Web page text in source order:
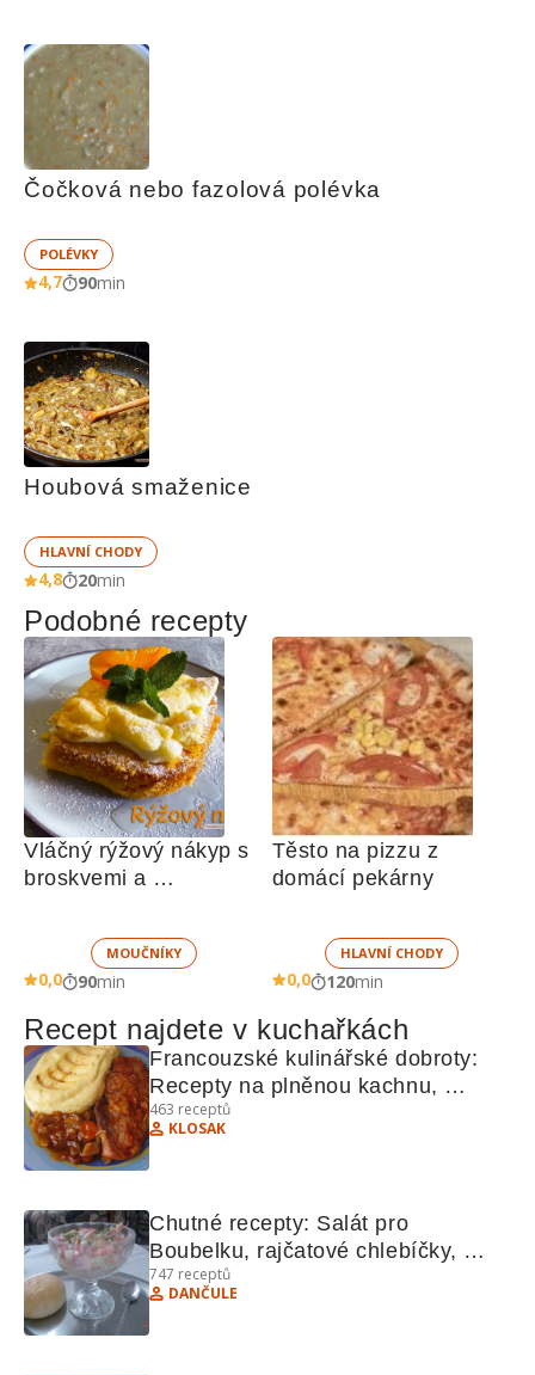
Čočková nebo fazolová polévka
POLÉVKY
4,7 90min
Houbová smaženice
HLAVNÍ CHODY
4,8 20min
Podobné recepty
Vláčný rýžový nákyp s
broskvemi a
MOUČNÍKY
0,0 90min
Těsto na pizzu z
domácí pekárny
HLAVNÍ CHODY
0,0 120min
Recept najdete v kuchařkách
Francouzské kulinářské dobroty:
Recepty na plněnou kachnu,
vepřové plátky na pivu a další
lahůdky
463 receptů
KLOSAK
Chutné recepty: Salát pro
Boubelku, rajčatové chlebíčky,
perníčky, chlebový dort, Eskymo
řezy.
747 receptů
DANČULE